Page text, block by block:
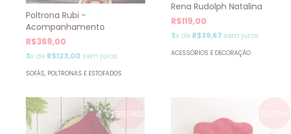
Poltrona Rubi -
Acompanhamento
R$369,00
3x de R$123,00 sem juros
SOFÁS, POLTRONAS E ESTOFADOS
Rena Rudolph Natalina
R$119,00
3x de R$39,67 sem juros
ACESSÓRIOS E DECORAÇÃO
ESGOTADO ESGOTADO